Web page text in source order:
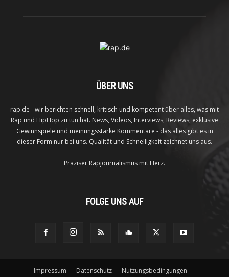
ÜBER UNS
rap.de - wir berichten schnell, kritisch und kompetent über alles, was mit
Rap und HipHop zu tun hat. News, Videos, Interviews, Reviews, exklusive
Gewinnspiele und meinungsstarke Kommentare - das alles gibt es in
dieser Form nur bei uns. Qualität und Schnelligkeit zeichnet uns aus.
Präziser Rapjournalismus mit Herz.
FOLGE UNS AUF
Impressum Datenschutz Nutzungsbedingungen